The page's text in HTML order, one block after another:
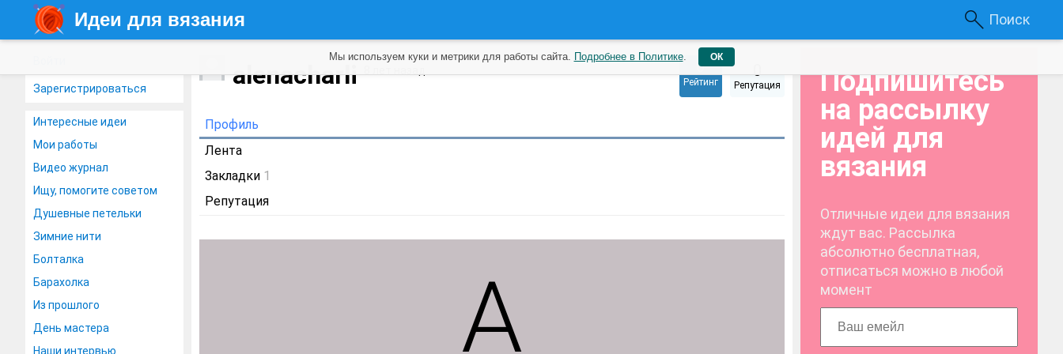
Идеи для вязания Поиск
Зарегистрироваться
Интересные идеи
Мои работы
Видео журнал
Ищу, помогите советом
Душевные петельки
Зимние нити
Болталка
Барахолка
Из прошлого
День мастера
Наши интервью
alenacharli 0
Рейтинг
0
Репутация
Профиль
Лента
Закладки 1
Репутация
Подпишитесь
на рассылку
идей для
вязания
Отличные идеи для вязания
ждут вас. Рассылка
абсолютно бесплатная,
отписаться можно в любой
момент
Мы используем куки и метрики для работы сайта. Подробнее в Политике. ОК